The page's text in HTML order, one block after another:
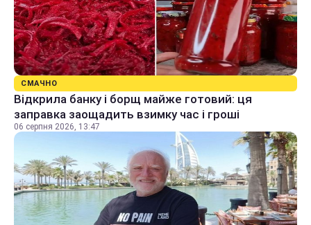
СМАЧНО
Відкрила банку і борщ майже готовий: ця
заправка заощадить взимку час і гроші
06 серпня 2026, 13:47